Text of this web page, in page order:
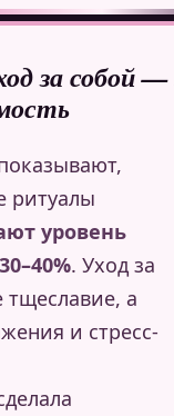
за собой
ритуалы
уровень
. Уход за
а
и стресс-